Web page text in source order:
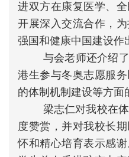
进双方在康复医学、
开展深入交流合作，
强国和健康中国建设作
与会老师还介绍
港生参与冬奥志愿服
的体制机制建设等方面
梁志仁对我校在
度赞赏，并对我校长
怀和精心培育表示感